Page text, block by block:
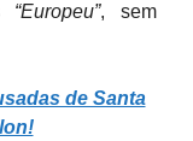
“Europeu”, sem
de Santa